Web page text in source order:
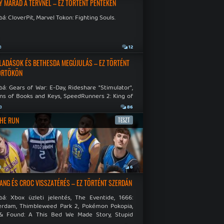
MARAD A TERVNÉL – EZ TÖRTÉNT PÉNTEKEN
CloverPit, Marvel Tokon: Fighting Souls.
12
ÉS BETHESDA MEGÚJULÁS – EZ TÖRTÉNT
Gears of War: E-Day, Rideshare "Stimulator",
of Books and Keys, SpeedRunners 2: King of
86
RUN TESZT
6
ÉS CROC VISSZATÉRÉS – EZ TÖRTÉNT SZERDÁN
Xbox üzleti jelentés, The Eventide, 1666:
Thimbleweed Park 2, Pokémon Pokopia,
Found: A This Bed We Made Story, Stupid